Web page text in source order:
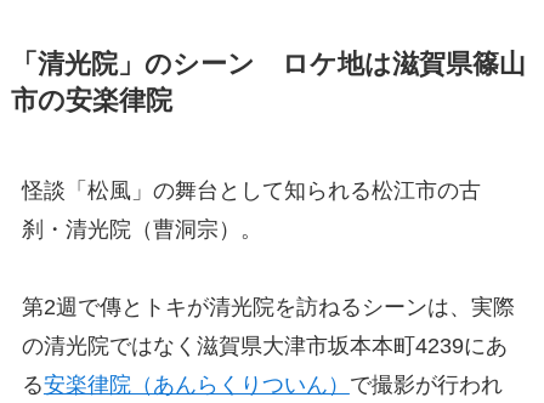
「清光院」のシーン ロケ地は滋賀県篠山
市の安楽律院
怪談「松風」の舞台として知られる松江市の古
刹・清光院（曹洞宗）。
第2週で傳とトキが清光院を訪ねるシーンは、実際
の清光院ではなく滋賀県大津市坂本本町4239にあ
る安楽律院（あんらくりついん） で撮影が行われ